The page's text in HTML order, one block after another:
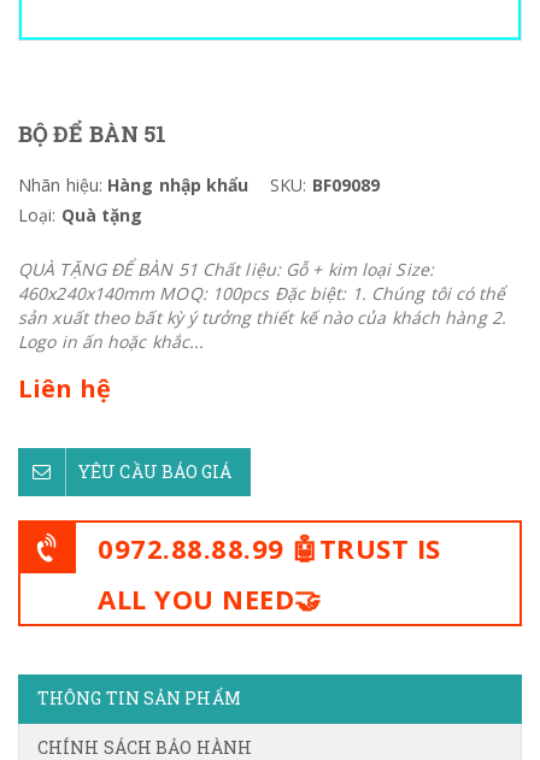
BỘ ĐỂ BÀN 51
Nhãn hiệu: Hàng nhập khẩu SKU: BF09089
Loại: Quà tặng
QUÀ TẶNG ĐỂ BÀN 51 Chất liệu: Gỗ + kim loại Size:
460x240x140mm MOQ: 100pcs Đặc biệt: 1. Chúng tôi có thể
sản xuất theo bất kỳ ý tưởng thiết kế nào của khách hàng 2.
Logo in ấn hoặc khắc...
Liên hệ
YÊU CẦU BÁO GIÁ
0972.88.88.99 🤖TRUST IS
ALL YOU NEED🤝
THÔNG TIN SẢN PHẨM
CHÍNH SÁCH BẢO HÀNH